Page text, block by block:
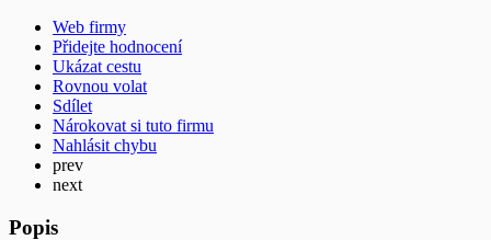
Web firmy
Přidejte hodnocení
Ukázat cestu
Rovnou volat
Sdílet
Nárokovat si tuto firmu
Nahlásit chybu
prev
next
Popis